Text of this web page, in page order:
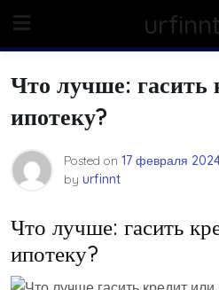
content
Что лучше: гасить
ипотеку?
Posted on 17 февраля
by urfinnt
Что лучше: гасить
ипотеку?